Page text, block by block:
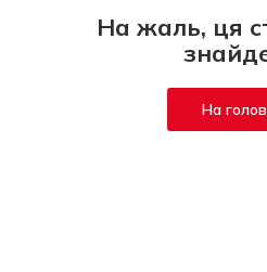
На жаль, ця
На